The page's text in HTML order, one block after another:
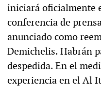
iniciará oficialmente
conferencia de
anunciado como
Demichelis. Habrán
despedida. En el
experiencia en el Al